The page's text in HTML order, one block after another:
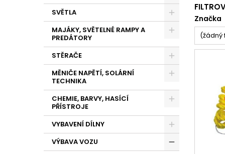
SVĚTLA
MAJÁKY, SVĚTELNÉ RAMPY A
PREDÁTORY
STĚRAČE
MĚNIČE NAPĚTÍ, SOLÁRNÍ
TECHNIKA
CHEMIE, BARVY, HASÍCÍ
PŘÍSTROJE
VYBAVENÍ DÍLNY
VÝBAVA VOZU
Značka
(žádný